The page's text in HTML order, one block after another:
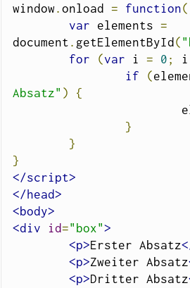
window . onload = function
var elements =
document . getElementById (
for
(var i = 0 ; i
if
(
Absatz" )
{
}
}
}
</script>
</head>
<body>
<div id="box">
<p>Erster Absatz
<p>Zweiter Absatz
<p>Dritter Absatz